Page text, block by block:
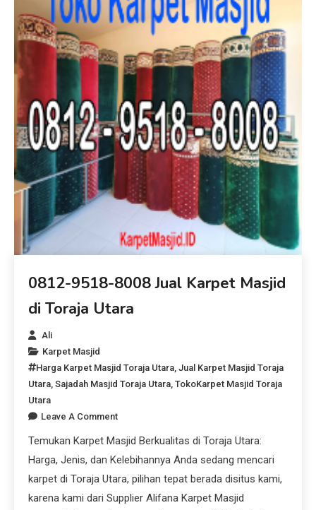
0812-9518-8008 Jual Karpet Masjid
di Toraja Utara
Ali
Karpet Masjid
Harga Karpet Masjid Toraja Utara,Jual Karpet Masjid Toraja
Utara,Sajadah Masjid Toraja Utara,TokoKarpet Masjid Toraja
Utara
Leave A Comment
Temukan Karpet Masjid Berkualitas di Toraja Utara:
Harga, Jenis, dan Kelebihannya Anda sedang mencari
karpet di Toraja Utara, pilihan tepat berada disitus kami,
karena kami dari Supplier Alifana Karpet Masjid